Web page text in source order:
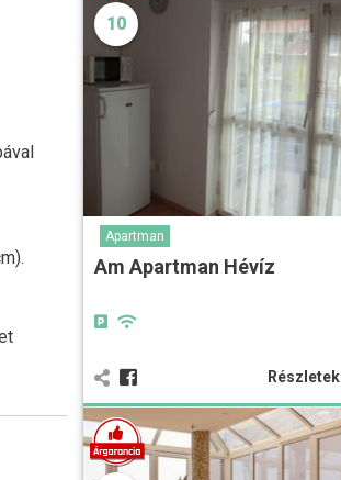
10
Apartman
Am Apartman Hévíz
Részletek